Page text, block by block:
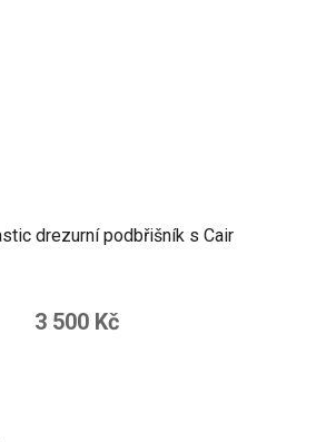
drezurní podbřišník s Cair
3 500 Kč